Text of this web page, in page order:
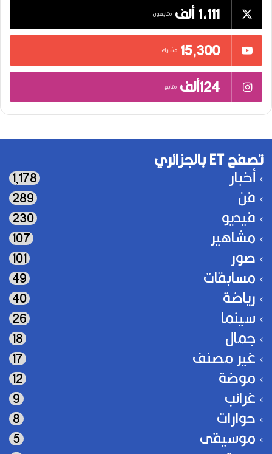
1,111 ألف متابعون
15٬300 مشترك
124ألف متابع
تصفح ET بالجزائري
أخبار 1٬178
فن 289
فيديو 230
مشاهير 107
صور 101
مسابقات 49
رياضة 40
سينما 26
جمال 18
غير مصنف 17
موضة 12
غرائب 9
حوارات 8
موسيقى 5